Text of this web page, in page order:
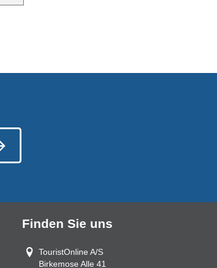
Finden Sie uns
TouristOnline A/S
Birkemose Alle 41